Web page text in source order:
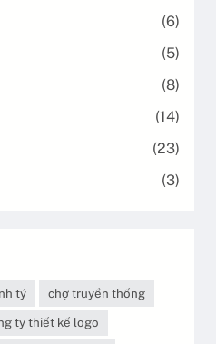
(6)
(5)
(8)
(14)
(23)
(3)
tý
chợ truyền thống
ty thiết kế logo